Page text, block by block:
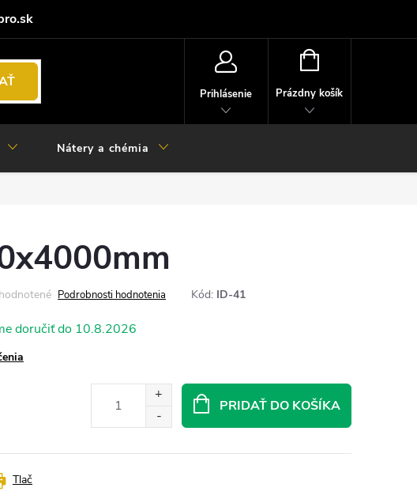
Prihlásenie
NÁKUPNÝ
Prázdny košík
Nátery a chémia
Podrobnosti hodnotenia Kód: ID-41
10.8.2026
PRIDAŤ DO KOŠÍKA
Tlač